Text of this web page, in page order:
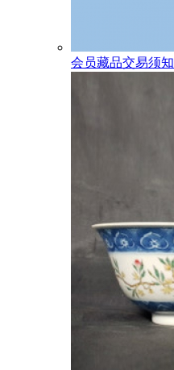
会员藏品交易须知